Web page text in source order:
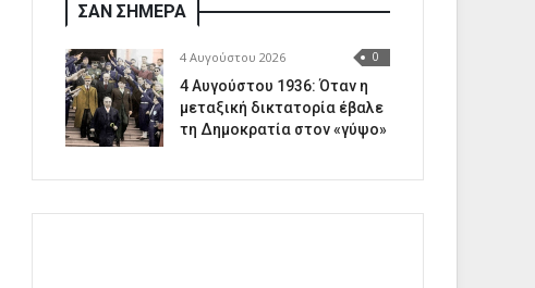
ΣΑΝ ΣΗΜΕΡΑ
4 Αυγούστου 2026 0
4 Αυγούστου 1936: Όταν η
μεταξική δικτατορία έβαλε
τη Δημοκρατία στον «γύψο»